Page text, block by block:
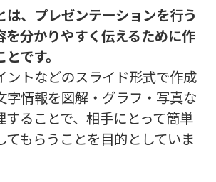
は、プレゼンテーションを行う
を分かりやすく伝えるために作
です。
ントなどのスライド形式で作成
字情報を図解・グラフ・写真な
することで、相手にとって簡単
てもらうことを目的としていま